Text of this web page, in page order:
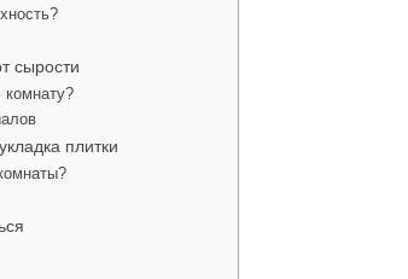
сырости
комнату?
плитки